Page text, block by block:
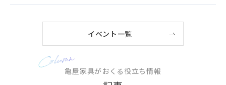
イベント一覧
亀屋家具がおくる役立ち情報